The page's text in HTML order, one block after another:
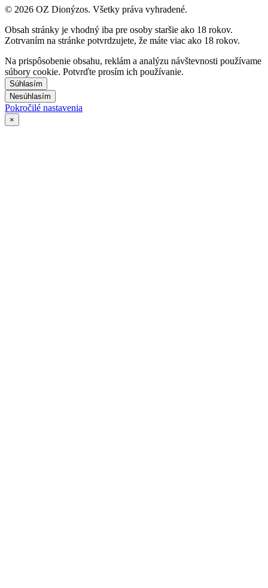
© 2026 OZ Dionýzos. Všetky práva vyhradené.
Obsah stránky je vhodný iba pre osoby staršie ako 18 rokov.
Zotrvaním na stránke potvrdzujete, že máte viac ako 18 rokov.
Na prispôsobenie obsahu, reklám a analýzu návštevnosti používame
súbory cookie. Potvrďte prosím ich používanie.
Súhlasím
Nesúhlasím
Pokročilé nastavenia
×